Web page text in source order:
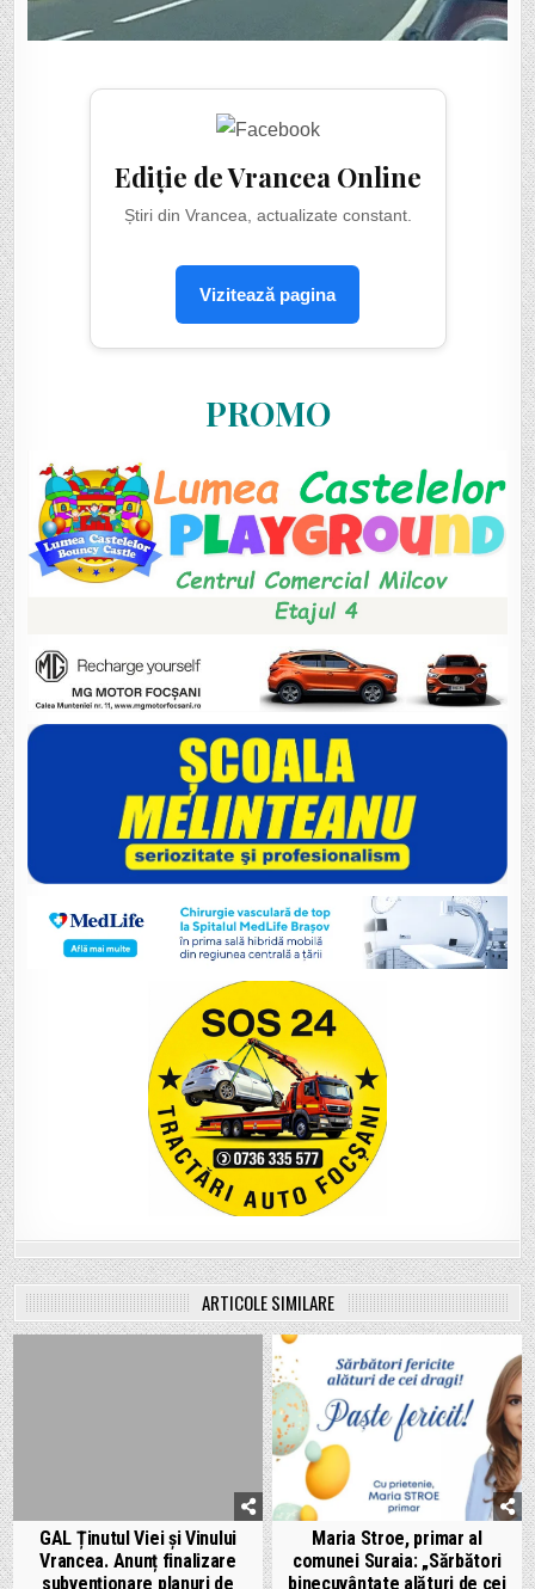
Ediție de Vrancea Online
Știri din Vrancea, actualizate constant.
Vizitează pagina
PROMO
ARTICOLE SIMILARE
GAL Ținutul Viei și Vinului
Vrancea. Anunț finalizare
subvenționare planuri de
Maria Stroe, primar al
comunei Suraia: „Sărbători
binecuvântate alături de cei